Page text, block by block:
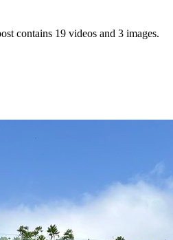
contains 19 videos and 3 images.